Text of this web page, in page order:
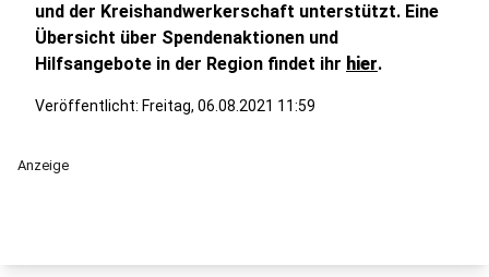
und der Kreishandwerkerschaft unterstützt. Eine
Übersicht über Spendenaktionen und
Hilfsangebote in der Region findet ihr hier.
Veröffentlicht: Freitag, 06.08.2021 11:59
Anzeige